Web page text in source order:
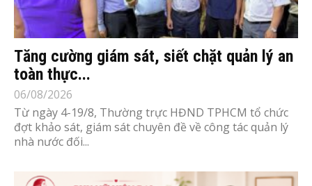
Tăng cường giám sát, siết chặt quản lý an
toàn thực...
06/08/2026
Từ ngày 4-19/8, Thường trực HĐND TPHCM tổ chức
đợt khảo sát, giám sát chuyên đề về công tác quản lý
nhà nước đối...